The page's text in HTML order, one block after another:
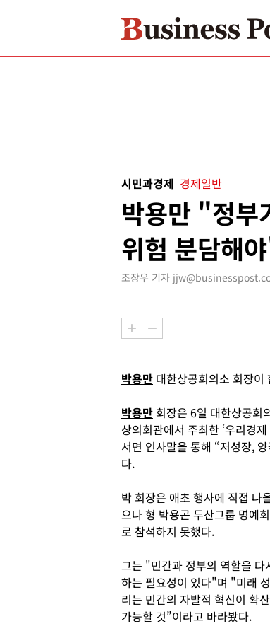
시민과경제 경제일반
박용만 "정부
위험 분담해
조장우 기자
박용만 대한상공회의소 회장
박용만 회장은 6일 대한상공회
상의회관에서 주최한 ‘우리경
서면 인사말을 통해 “저성장,
다.
박 회장은 애초 행사에 직접 나
으나 형 박용곤 두산그룹 명예
로 참석하지 못했다.
그는 "민간과 정부의 역할을 다
하는 필요성이 있다"며 "미래
리는 민간의 자발적 혁신이 확
가능할 것”이라고 바라봤다.